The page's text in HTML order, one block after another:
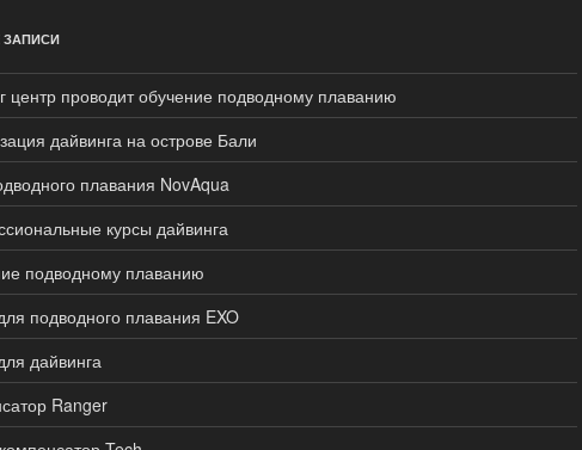
центр проводит обучение подводному плаванию
дайвинга на острове Бали
плавания NovAqua
курсы дайвинга
подводному плаванию
подводного плавания EXO
дайвинга
Ranger